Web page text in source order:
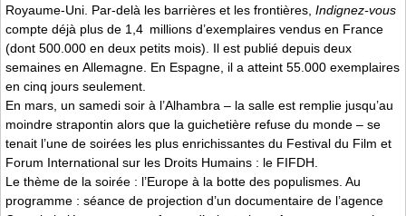
Royaume-Uni. Par-delà les barrières et les frontières, Indignez-vous
compte déjà plus de 1,4 millions d’exemplaires vendus en France
(dont 500.000 en deux petits mois). Il est publié depuis deux
semaines en Allemagne. En Espagne, il a atteint 55.000 exemplaires
en cinq jours seulement.
En mars, un samedi soir à l’Alhambra – la salle est remplie jusqu’au
moindre strapontin alors que la guichetière refuse du monde – se
tenait l’une de soirées les plus enrichissantes du Festival du Film et
Forum International sur les Droits Humains : le FIFDH.
Le thème de la soirée : l’Europe à la botte des populismes. Au
programme : séance de projection d’un documentaire de l’agence